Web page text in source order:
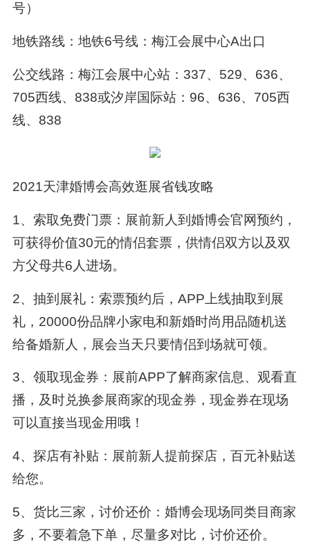
号）
地铁路线：地铁6号线：梅江会展中心A出口
公交线路：梅江会展中心站：337、529、636、
705西线、838或汐岸国际站：96、636、705西
线、838
2021天津婚博会高效逛展省钱攻略
1、索取免费门票：展前新人到婚博会官网预约，
可获得价值30元的情侣套票，供情侣双方以及双
方父母共6人进场。
2、抽到展礼：索票预约后，APP上线抽取到展
礼，20000份品牌小家电和新婚时尚用品随机送
给备婚新人，展会当天只要情侣到场就可领。
3、领取现金券：展前APP了解商家信息、观看直
播，及时兑换参展商家的现金券，现金券在现场
可以直接当现金用哦！
4、探店有补贴：展前新人提前探店，百元补贴送
给您。
5、货比三家，讨价还价：婚博会现场同类目商家
多，不要着急下单，尽量多对比，讨价还价。